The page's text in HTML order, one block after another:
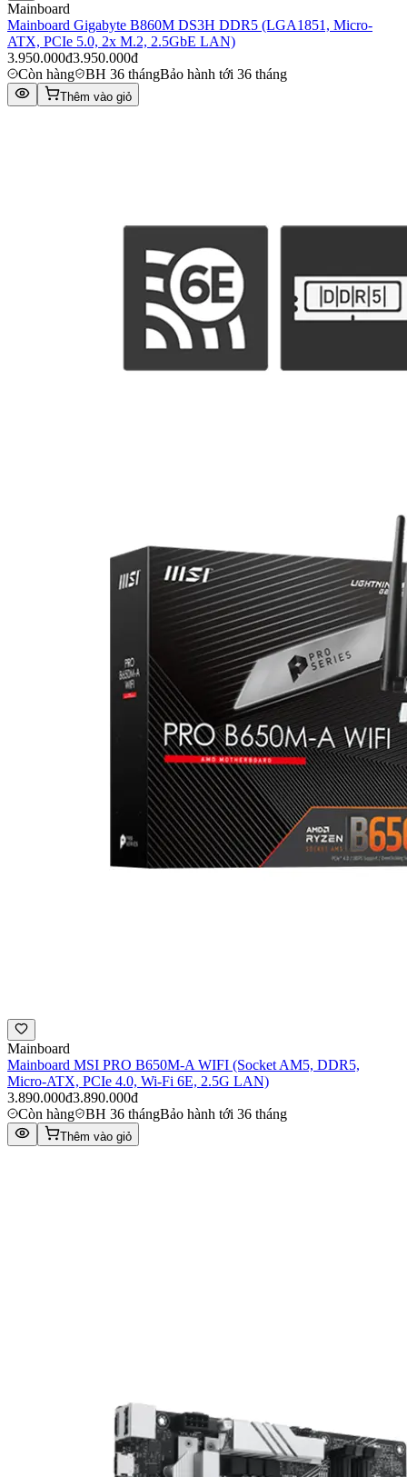
Mainboard
Mainboard Gigabyte B860M DS3H DDR5 (LGA1851, Micro-
ATX, PCIe 5.0, 2x M.2, 2.5GbE LAN)
3.950.000đ3.950.000đ
Còn hàng
BH 36 thángBảo hành tới 36 tháng
Thêm vào giỏ
Mainboard
Mainboard MSI PRO B650M-A WIFI (Socket AM5, DDR5,
Micro-ATX, PCIe 4.0, Wi-Fi 6E, 2.5G LAN)
3.890.000đ3.890.000đ
Còn hàng
BH 36 thángBảo hành tới 36 tháng
Thêm vào giỏ